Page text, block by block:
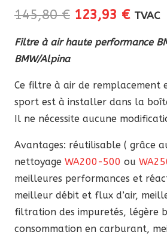
145,80€ Le
initial
145,80 €.
123,93 €Le
TVAC
Filtre à air haute performance
BMW/Alpina
Ce filtre à air de remplacement
sport est à installer dans la
Il ne nécessite aucune
Avantages: réutilisable ( grâce
nettoyage WA200-500 ou
meilleures performances et
meilleur débit et flux d’air,
filtration des impuretés, légère
consommation en carburant,